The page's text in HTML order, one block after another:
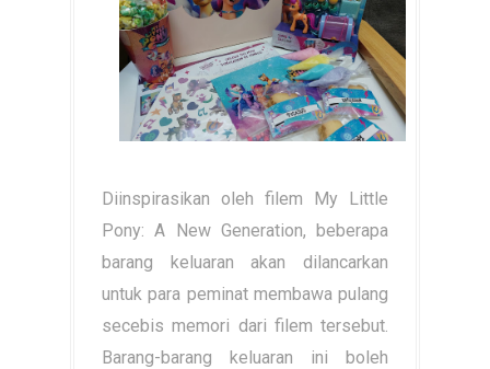
Diinspirasikan oleh filem My Little
Pony: A New Generation, beberapa
barang keluaran akan dilancarkan
untuk para peminat membawa pulang
secebis memori dari filem tersebut.
Barang-barang keluaran ini boleh